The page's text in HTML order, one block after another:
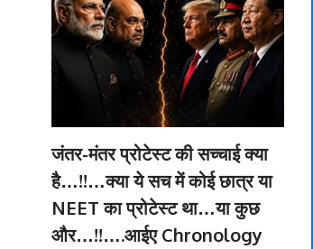
जंतर-मंतर प्रोटेस्ट की सच्चाई क्या
है…!!…क्या ये सच में कोई छात्र या
NEET का प्रोटेस्ट था…या कुछ
और…!!….आईए Chronology